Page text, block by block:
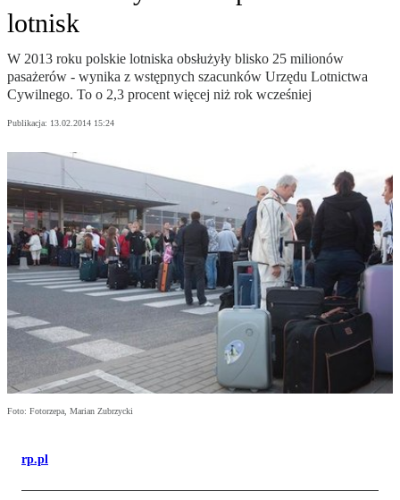
lotnisk
W 2013 roku polskie lotniska obsłużyły blisko 25 milionów
pasażerów - wynika z wstępnych szacunków Urzędu Lotnictwa
Cywilnego. To o 2,3 procent więcej niż rok wcześniej
Publikacja: 13.02.2014 15:24
Foto: Fotorzepa, Marian Zubrzycki
rp.pl